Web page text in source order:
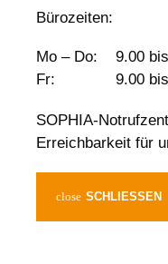
Bürozeiten:
Mo – Do:
9.00
Fr:
9.00
SOPHIA-
Erreichbarkeit für
SCHLIESSEN